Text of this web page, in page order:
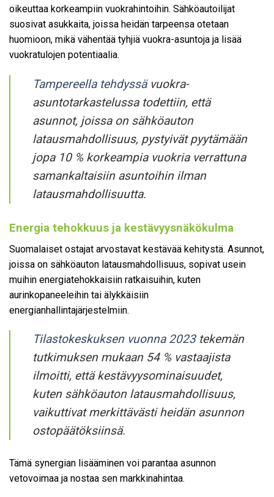
oikeuttaa korkeampiin vuokrahintoihin. Sähköautoilijat
suosivat asukkaita, joissa heidän tarpeensa otetaan
huomioon, mikä vähentää tyhjiä vuokra-asuntoja ja lisää
vuokratulojen potentiaalia.
Tampereella tehdyssävuokra-
asuntotarkastelussa todettiin, että
asunnot, joissa on sähköauton
latausmahdollisuus, pystyivät pyytämään
jopa 10 % korkeampia vuokria verrattuna
samankaltaisiin asuntoihin ilman
latausmahdollisuutta.
Energia tehokkuus ja kestävyysnäkökulma
Suomalaiset ostajat arvostavat kestävää kehitystä. Asunnot,
joissa on sähköauton latausmahdollisuus, sopivat usein
muihin energiatehokkaisiin ratkaisuihin, kuten
aurinkopaneeleihin tai älykkäisiin
energianhallintajärjestelmiin.
Tilastokeskuksen vuonna 2023tekemän
tutkimuksen mukaan 54 % vastaajista
ilmoitti, että kestävyysominaisuudet,
kuten sähköauton latausmahdollisuus,
vaikuttivat merkittävästi heidän asunnon
ostopäätöksiinsä.
Tämä synergian lisääminen voi parantaa asunnon
vetovoimaa ja nostaa sen markkinahintaa.